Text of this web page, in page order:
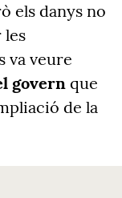
els danys no
les
va veure
govern que
de la